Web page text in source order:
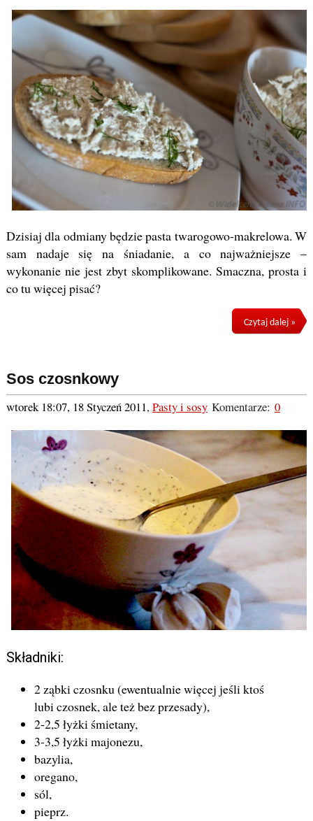
Dzisiaj dla odmiany będzie pasta twarogowo-makrelowa. W
sam nadaje się na śniadanie, a co najważniejsze –
wykonanie nie jest zbyt skomplikowane. Smaczna, prosta i
co tu więcej pisać?
Czytaj dalej »
Sos czosnkowy
wtorek 18:07, 18 Styczeń 2011,Pasty i sosyKomentarze: 0
Składniki:
2 ząbki czosnku (ewentualnie więcej jeśli ktoś
lubi czosnek, ale też bez przesady),
2-2,5 łyżki śmietany,
3-3,5 łyżki majonezu,
bazylia,
oregano,
sól,
pieprz.